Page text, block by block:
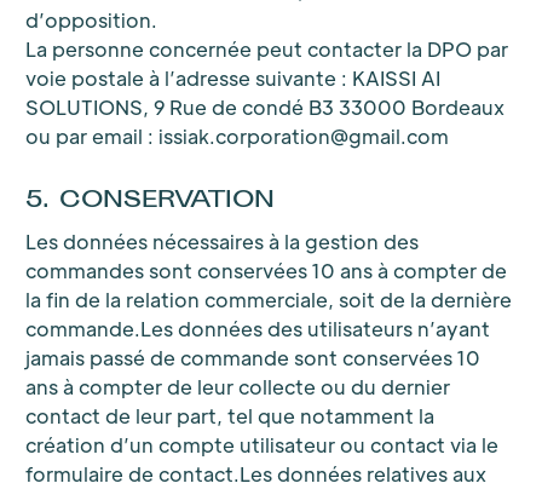
d’opposition.
La personne concernée peut contacter la DPO par
voie postale à l’adresse suivante : KAISSI AI
SOLUTIONS, 9 Rue de condé B3 33000 Bordeaux
ou par email : issiak.corporation@gmail.com
5. CONSERVATION
Les données nécessaires à la gestion des
commandes sont conservées 10 ans à compter de
la fin de la relation commerciale, soit de la dernière
commande.Les données des utilisateurs n’ayant
jamais passé de commande sont conservées 10
ans à compter de leur collecte ou du dernier
contact de leur part, tel que notamment la
création d’un compte utilisateur ou contact via le
formulaire de contact.Les données relatives aux